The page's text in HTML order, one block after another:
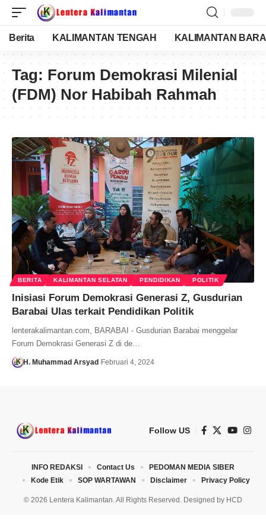
Berita KALIMANTAN TENGAH KALIMANTAN
Tag: Forum Demokrasi Milenial
(FDM) Nor Habibah Rahmah
BERITA KALIMANTAN SELATAN PENDIDIKAN POLITIK
Inisiasi Forum Demokrasi Generasi Z, Gusdurian
Barabai Ulas terkait Pendidikan Politik
lenterakalimantan.com, BARABAI - Gusdurian Barabai menggelar
Forum Demokrasi Generasi Z di de…
H. Muhammad Arsyad Februari 4, 2024
Follow US
© 2026 Lentera Kalimantan. All Rights Reserved. Designed by HCD
INFO REDAKSI Contact Us
PEDOMAN MEDIA SIBER
Kode Etik
SOP WARTAWAN Disclaimer Privacy Policy